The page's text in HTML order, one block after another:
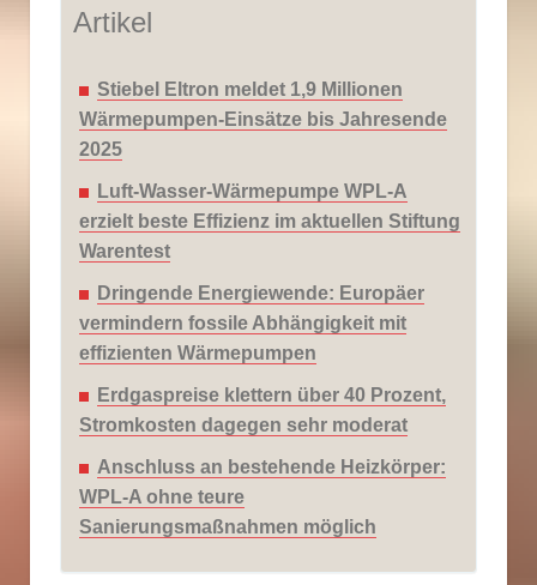
Artikel
Stiebel Eltron meldet 1,9 Millionen
Wärmepumpen-Einsätze bis Jahresende
2025
Luft-Wasser-Wärmepumpe WPL-A
erzielt beste Effizienz im aktuellen Stiftung
Warentest
Dringende Energiewende: Europäer
vermindern fossile Abhängigkeit mit
effizienten Wärmepumpen
Erdgaspreise klettern über 40 Prozent,
Stromkosten dagegen sehr moderat
Anschluss an bestehende Heizkörper:
WPL-A ohne teure
Sanierungsmaßnahmen möglich